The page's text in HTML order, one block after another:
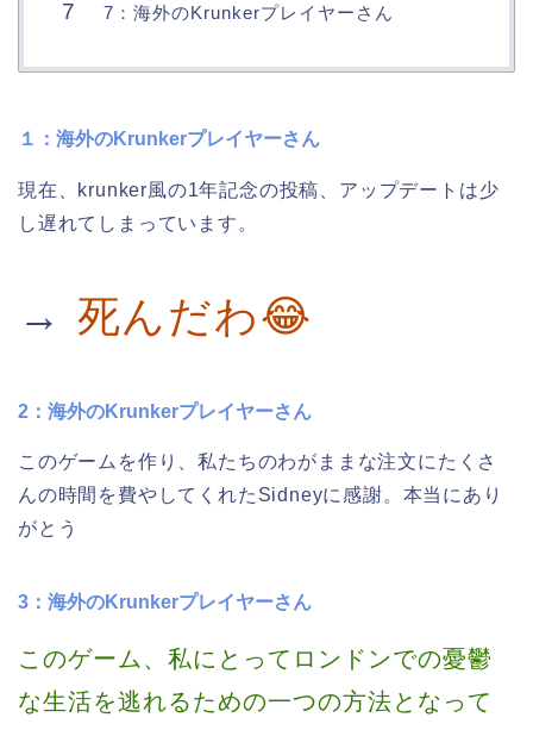
7：海外のKrunkerプレイヤーさん
１：海外のKrunkerプレイヤーさん
現在、krunker風の1年記念の投稿、アップデートは少
し遅れてしまっています。
→ 死んだわ😂
2：海外のKrunkerプレイヤーさん
このゲームを作り、私たちのわがままな注文にたくさ
んの時間を費やしてくれたSidneyに感謝。本当にあり
がとう
3：海外のKrunkerプレイヤーさん
このゲーム、私にとってロンドンでの憂鬱
な生活を逃れるための一つの方法となって